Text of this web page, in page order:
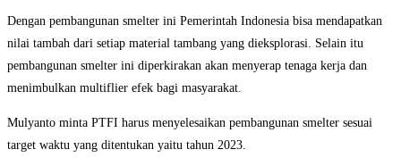
Dengan pembangunan smelter ini Pemerintah Indonesia bisa mendapatkan
nilai tambah dari setiap material tambang yang dieksplorasi. Selain itu
pembangunan smelter ini diperkirakan akan menyerap tenaga kerja dan
menimbulkan multiflier efek bagi masyarakat.
Mulyanto minta PTFI harus menyelesaikan pembangunan smelter sesuai
target waktu yang ditentukan yaitu tahun 2023.